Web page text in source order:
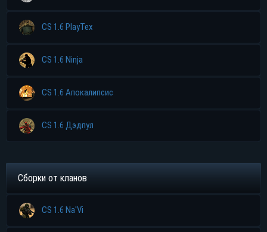
CS 1.6 PlayTex
CS 1.6 Ninja
CS 1.6 Апокалипсис
CS 1.6 Дэдпул
Сборки от кланов
CS 1.6 Na'Vi
Яндекс диск